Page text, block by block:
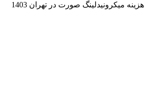
هزینه میکرونیدلینگ صورت در تهران 1403